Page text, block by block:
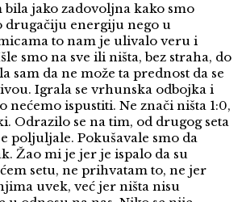
bila jako zadovoljna kako smo
drugačiju energiju nego u
to nam je ulivalo veru i
smo na sve ili ništa, bez straha, do
sam da ne može ta prednost da se
Igrala se vrhunska odbojka i
nećemo ispustiti. Ne znači ništa 1:0,
Odrazilo se na tim, od drugog seta
poljuljale. Pokušavale smo da
Žao mi je jer je ispalo da su
setu, ne prihvatam to, ne jer
uvek, već jer ništa nisu